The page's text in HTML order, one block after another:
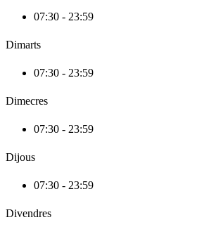
07:30 - 23:59
Dimarts
07:30 - 23:59
Dimecres
07:30 - 23:59
Dijous
07:30 - 23:59
Divendres